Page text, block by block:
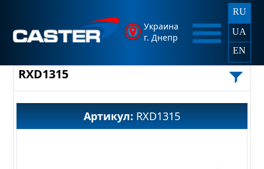
Украина
г. Днепр
RU
UA
EN
RXD1315
Артикул:RXD1315